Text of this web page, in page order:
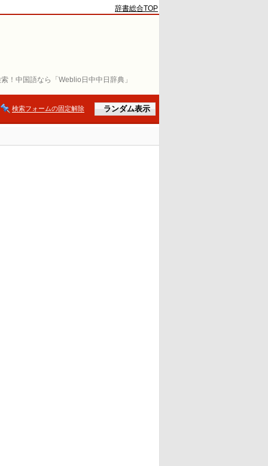
！中国語なら「Weblio日中中日辞典」
辞書総合TOP
検索フォームの固定解除